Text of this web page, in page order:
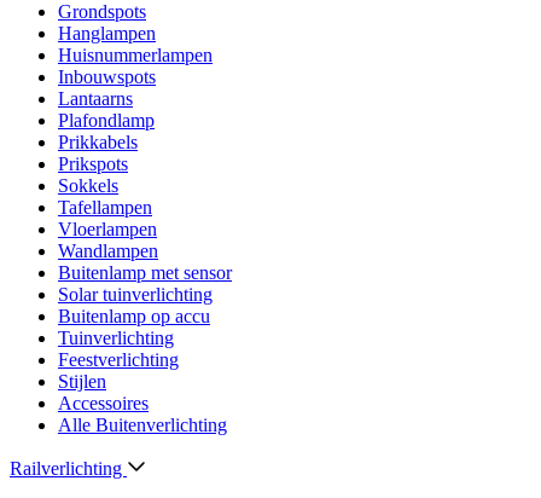
Grondspots
Hanglampen
Huisnummerlampen
Inbouwspots
Lantaarns
Plafondlamp
Prikkabels
Prikspots
Sokkels
Tafellampen
Vloerlampen
Wandlampen
Buitenlamp met sensor
Solar tuinverlichting
Buitenlamp op accu
Tuinverlichting
Feestverlichting
Stijlen
Accessoires
Alle Buitenverlichting
Railverlichting